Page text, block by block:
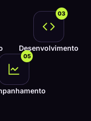
03
Desenvolvimento
05